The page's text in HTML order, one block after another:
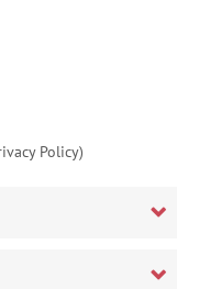
Policy)